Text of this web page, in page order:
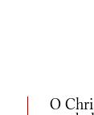
O